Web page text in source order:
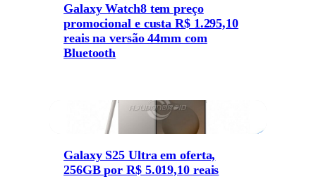
Galaxy Watch8 tem preço
promocional e custa R$ 1.295,10
reais na versão 44mm com
Bluetooth
Galaxy S25 Ultra em oferta,
256GB por R$ 5.019,10 reais